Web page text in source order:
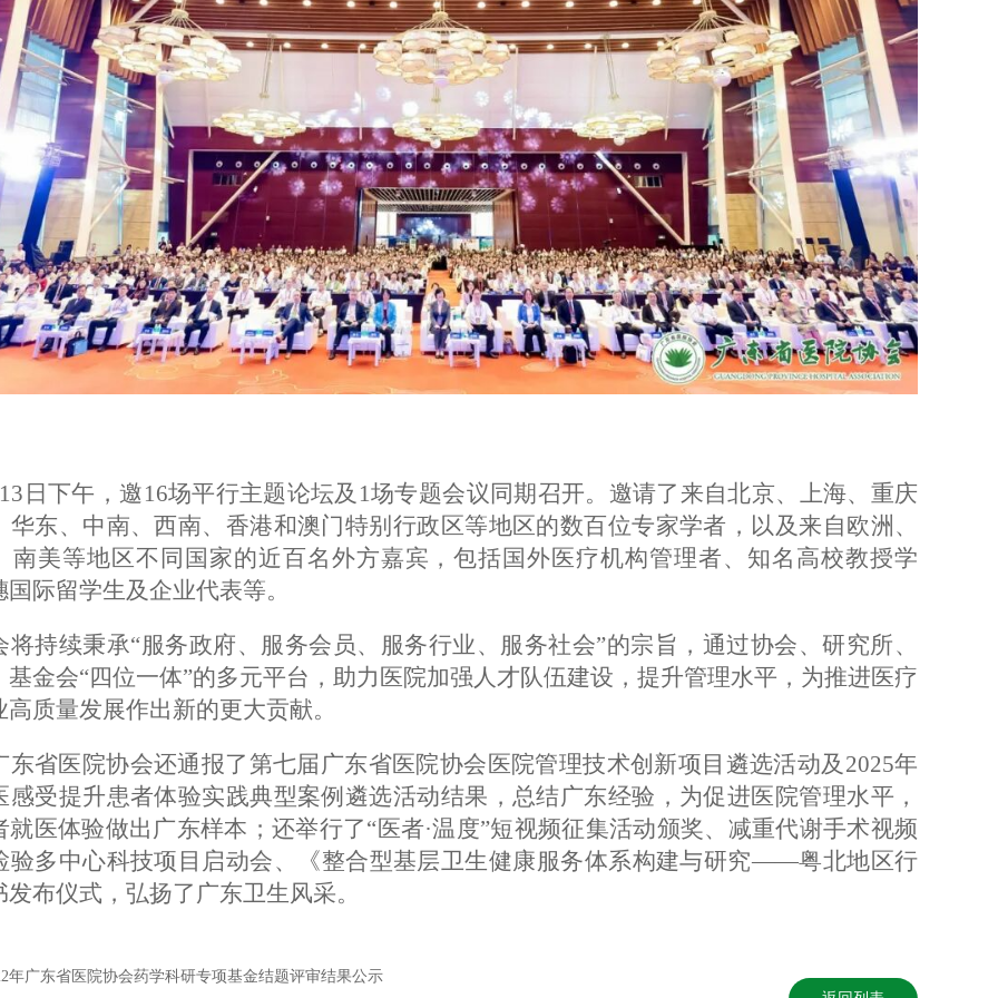
日下午，邀16场平行主题论坛及1场专题会议同期召开。邀请了来自北京、上海、重庆
华东、中南、西南、香港和澳门特别行政区等地区的数百位专家学者，以及来自欧洲、
南美等地区不同国家的近百名外方嘉宾，包括国外医疗机构管理者、知名高校教授学
际留学生及企业代表等。
将持续秉承“服务政府、服务会员、服务行业、服务社会”的宗旨，通过协会、研究所、
基金会“四位一体”的多元平台，助力医院加强人才队伍建设，提升管理水平，为推进医疗
质量发展作出新的更大贡献。
东省医院协会还通报了第七届广东省医院协会医院管理技术创新项目遴选活动及 2025年
感受提升患者体验实践典型案例遴选活动结果，总结广东经验，为促进医院管理水平，
就医体验做出广东样本；还举行了“医者·温度”短视频征集活动颁奖、减重代谢手术视频
验多中心科技项目启动会、《整合型基层卫生健康服务体系构建与研究——粤北地区行
布仪式，弘扬了广东卫生风采。
年广东省医院协会药学科研专项基金结题评审结果公示